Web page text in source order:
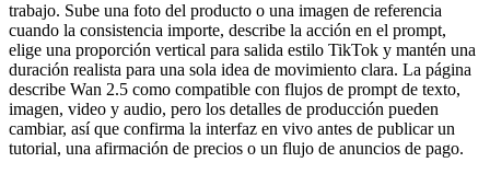
trabajo. Sube una foto del producto o una imagen de referencia
cuando la consistencia importe, describe la acción en el prompt,
elige una proporción vertical para salida estilo TikTok y mantén una
duración realista para una sola idea de movimiento clara. La página
describe Wan 2.5 como compatible con flujos de prompt de texto,
imagen, video y audio, pero los detalles de producción pueden
cambiar, así que confirma la interfaz en vivo antes de publicar un
tutorial, una afirmación de precios o un flujo de anuncios de pago.